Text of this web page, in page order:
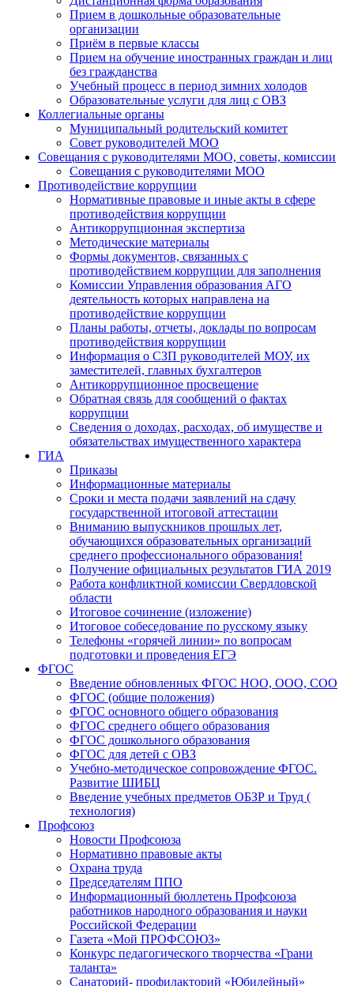
Прием в дошкольные образовательные
организации
Приём в первые классы
Прием на обучение иностранных граждан и лиц
без гражданства
Учебный процесс в период зимних холодов
Образовательные услуги для лиц с ОВЗ
Коллегиальные органы
Муниципальный родительский комитет
Совет руководителей МОО
Совещания с руководителями МОО, советы, комиссии
Совещания с руководителями МОО
Противодействие коррупции
Нормативные правовые и иные акты в сфере
противодействия коррупции
Антикоррупционная экспертиза
Методические материалы
Формы документов, связанных с
противодействием коррупции для заполнения
Комиссии Управления образования АГО
деятельность которых направлена на
противодействие коррупции
Планы работы, отчеты, доклады по вопросам
противодействия коррупции
Информация о СЗП руководителей МОУ, их
заместителей, главных бухгалтеров
Антикоррупционное просвещение
Обратная связь для сообщений о фактах
коррупции
Сведения о доходах, расходах, об имуществе и
обязательствах имущественного характера
ГИА
Приказы
Информационные материалы
Сроки и места подачи заявлений на сдачу
государственной итоговой аттестации
Вниманию выпускников прошлых лет,
обучающихся образовательных организаций
среднего профессионального образования!
Получение официальных результатов ГИА 2019
Работа конфликтной комиссии Свердловской
области
Итоговое сочинение (изложение)
Итоговое собеседование по русскому языку
Телефоны «горячей линии» по вопросам
подготовки и проведения ЕГЭ
ФГОС
Введение обновленных ФГОС НОО, ООО, СОО
ФГОС (общие положения)
ФГОС основного общего образования
ФГОС среднего общего образования
ФГОС дошкольного образования
ФГОС для детей с ОВЗ
Учебно-методическое сопровождение ФГОС.
Развитие ШИБЦ
Введение учебных предметов ОБЗР и Труд (
технология)
Профсоюз
Новости Профсоюза
Нормативно правовые акты
Охрана труда
Председателям ППО
Информационный бюллетень Профсоюза
работников народного образования и науки
Российской Федерации
Газета «Мой ПРОФСОЮЗ»
Конкурс педагогического творчества «Грани
таланта»
Санаторий- профилакторий «Юбилейный»